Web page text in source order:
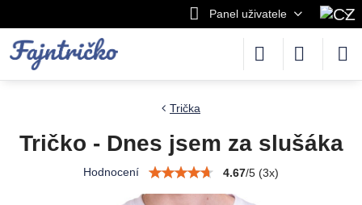
Panel uživatele
Trička
Tričko - Dnes jsem za slušáka
Hodnocení 4.67/5 (3x)